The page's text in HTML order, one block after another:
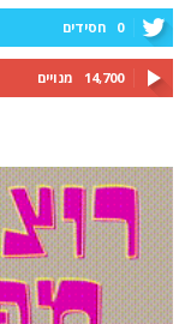
0 חסידים
14,700 מנויים